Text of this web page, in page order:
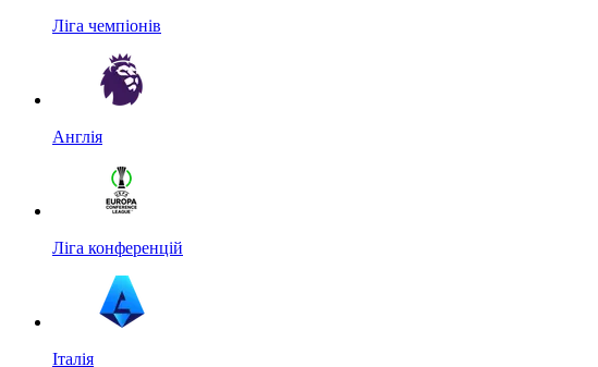
Ліга чемпіонів
Англія
Ліга конференцій
Італія